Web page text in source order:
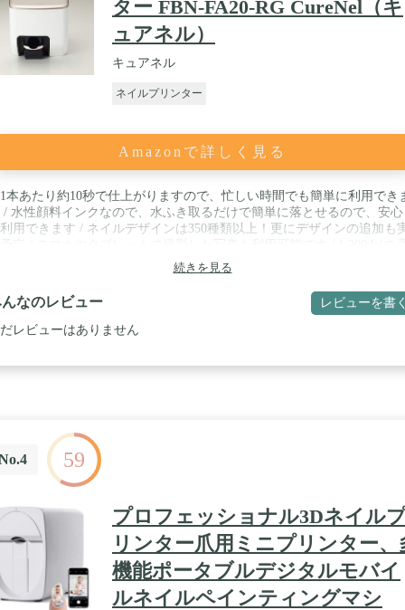
ター FBN-FA20-RG CureNel（キ
ュアネル）
キュアネル
ネイルプリンター
Amazonで詳しく見る
本あたり約10秒で仕上がりますので、忙しい時間でも簡単に利用でき
/ 水性顔料インクなので、水ふき取るだけで簡単に落とせるので、安心
用できます / ネイルデザインは350種類以上！更にデザインの追加も
でプリント！精細に表現できるの、自分のお気に入りを見つけよう！
続きを見る
なのレビュー レビューを書く
レビューはありません
59
プロフェッショナル3Dネイル
リンター爪用ミニプリンター、
機能ポータブルデジタルモバイ
ルネイルペインティングマシ